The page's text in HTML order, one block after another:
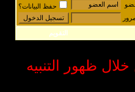
حفظ البيانات؟
التقويم
ظهور التنبيه